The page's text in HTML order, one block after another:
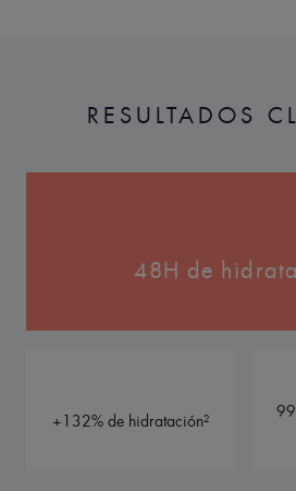
RESULTADOS
48H de
+132% de hidratación²